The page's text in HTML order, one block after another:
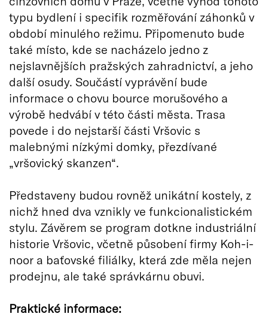
typu bydlení i specifik rozměřování záhonků v
období minulého režimu. Připomenuto bude
také místo, kde se nacházelo jedno z
nejslavnějších pražských zahradnictví, a jeho
další osudy. Součástí vyprávění bude
informace o chovu bource morušového a
výrobě hedvábí v této části města. Trasa
povede i do nejstarší části Vršovic s
malebnými nízkými domky, přezdívané
„vršovický skanzen“.
Představeny budou rovněž unikátní kostely, z
nichž hned dva vznikly ve funkcionalistickém
stylu. Závěrem se program dotkne industriální
historie Vršovic, včetně působení firmy Koh-i-
noor a baťovské filiálky, která zde měla nejen
prodejnu, ale také správkárnu obuvi.
Praktické informace: